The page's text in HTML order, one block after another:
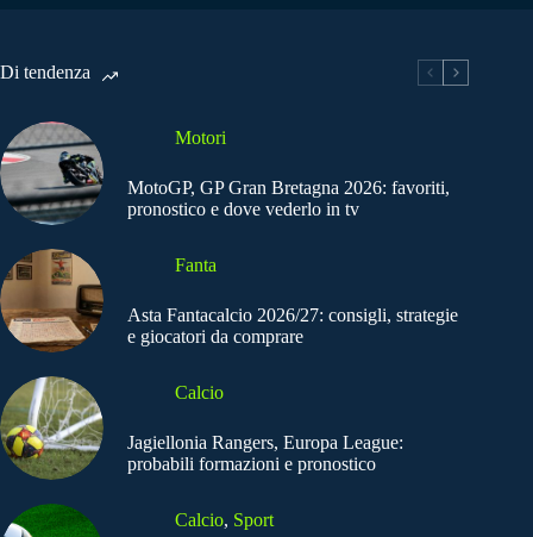
Di tendenza
Motori
MotoGP, GP Gran Bretagna 2026: favoriti,
pronostico e dove vederlo in tv
Fanta
Asta Fantacalcio 2026/27: consigli, strategie
e giocatori da comprare
Calcio
Jagiellonia Rangers, Europa League:
probabili formazioni e pronostico
Calcio, Sport